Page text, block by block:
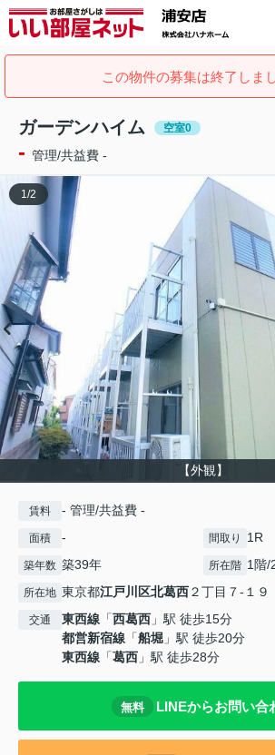
この物件の募集は終了しまし
ガーデンハイム 空室0
- 管理/共益費 -
【外観】
1/2
賃料 - 管理/共益費 -
面積 - 間取り 1R
築年数 築39年 所在階 1階/
所在地 東京都江戸川区北葛西２丁目７-１９
交通 東西線 「西葛西 」駅 徒歩15分
都営新宿線 「船堀 」駅 徒歩20分
東西線 「葛西 」駅 徒歩28分
無料 LINEからお問い合